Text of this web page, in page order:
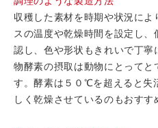
収穫した素材を時期や状況に
スの温度や乾燥時間を設定し
認し、色や形状もきれいで丁
物酵素の摂取は動物にとってと
す。酵素は５０℃を超えると失
しく乾燥させているのもおすす